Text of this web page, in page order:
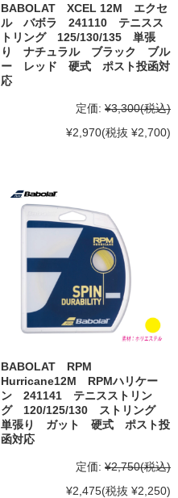
BABOLAT XCEL 12M エクセ
ル バボラ 241110 テニスス
トリング 125/130/135 単張
り ナチュラル ブラック ブル
ー レッド 硬式 ポスト投函対
応
定価: ¥3,300(税込)
¥2,970(税抜 ¥2,700)
BABOLAT RPM
Hurricane12M RPMハリケー
ン 241141 テニスストリン
グ 120/125/130 ストリング
単張り ガット 硬式 ポスト投
函対応
定価: ¥2,750(税込)
¥2,475(税抜 ¥2,250)